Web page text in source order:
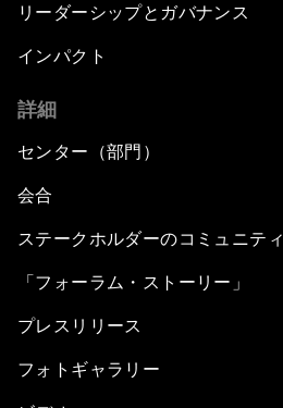
リーダーシップとガバナンス
インパクト
詳細
センター（部門）
会合
ステークホルダーのコミュニティ
「フォーラム・ストーリー」
プレスリリース
フォトギャラリー